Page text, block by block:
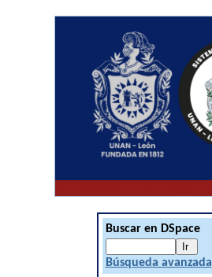
Buscar en DSpace
Búsqueda avanzada